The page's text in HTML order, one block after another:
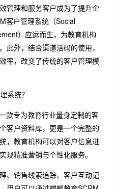
管理和服务客户成为了提升企
客户管理系统（Social
）应运而生，为教育机构
此外，结合渠道活码的使用，
率，改变了传统的客户管理模
系统？
款专为教育行业量身定制的客
客户资料库，更是一个完整的
，教育机构可以对客户信息进
现精准营销与个性化服务。
、销售线索追踪、客户互动记